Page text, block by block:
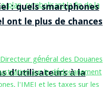
d’utilisateurs à la
: quels smartphones
ont le plus de chances